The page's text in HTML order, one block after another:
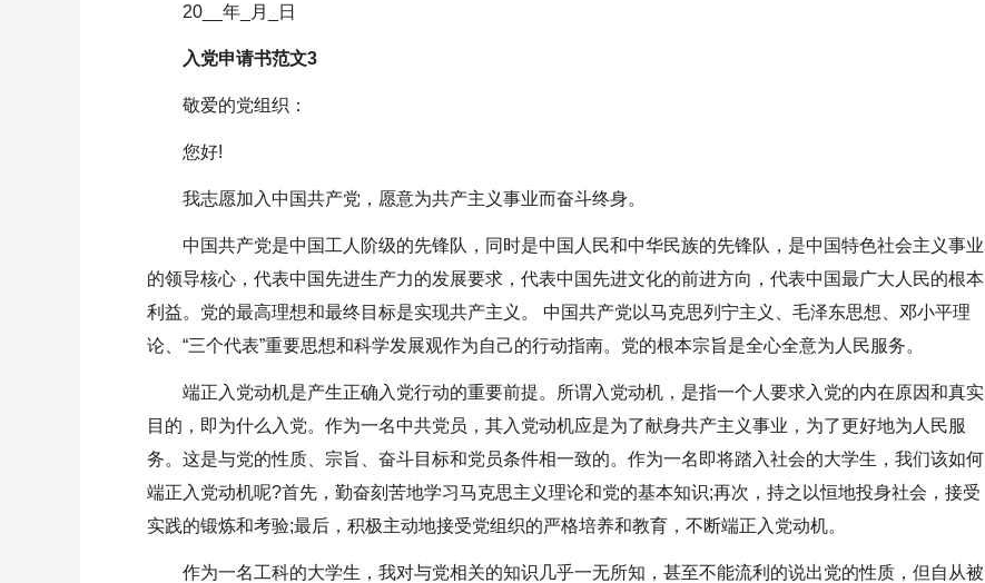
20__年_月_日
入党申请书范文3
敬爱的党组织：
您好!
我志愿加入中国共产党，愿意为共产主义事业而奋斗终身。
中国共产党是中国工人阶级的先锋队，同时是中国人民和中华民族的先锋队，是中国特色社会主义事业
的领导核心，代表中国先进生产力的发展要求，代表中国先进文化的前进方向，代表中国最广大人民的根本
利益。党的最高理想和最终目标是实现共产主义。 中国共产党以马克思列宁主义、毛泽东思想、邓小平理
论、“三个代表”重要思想和科学发展观作为自己的行动指南。党的根本宗旨是全心全意为人民服务。
端正入党动机是产生正确入党行动的重要前提。所谓入党动机，是指一个人要求入党的内在原因和真实
目的，即为什么入党。作为一名中共党员，其入党动机应是为了献身共产主义事业，为了更好地为人民服
务。这是与党的性质、宗旨、奋斗目标和党员条件相一致的。作为一名即将踏入社会的大学生，我们该如何
端正入党动机呢?首先，勤奋刻苦地学习马克思主义理论和党的基本知识;再次，持之以恒地投身社会，接受
实践的锻炼和考验;最后，积极主动地接受党组织的严格培养和教育，不断端正入党动机。
作为一名工科的大学生，我对与党相关的知识几乎一无所知，甚至不能流利的说出党的性质，但自从被